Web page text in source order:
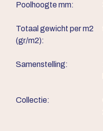
Poolhoogte mm:
Totaal gewicht per m2
(gr/m2):
Samenstelling:
Collectie: